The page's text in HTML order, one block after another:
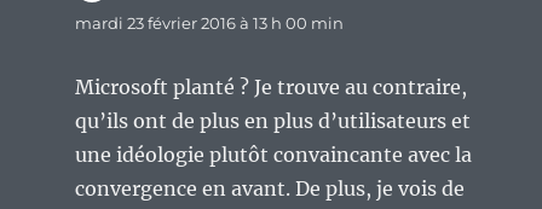
mardi 23 février 2016 à 13 h 00 min
Microsoft planté ? Je trouve au contraire,
qu’ils ont de plus en plus d’utilisateurs et
une idéologie plutôt convaincante avec la
convergence en avant. De plus, je vois de